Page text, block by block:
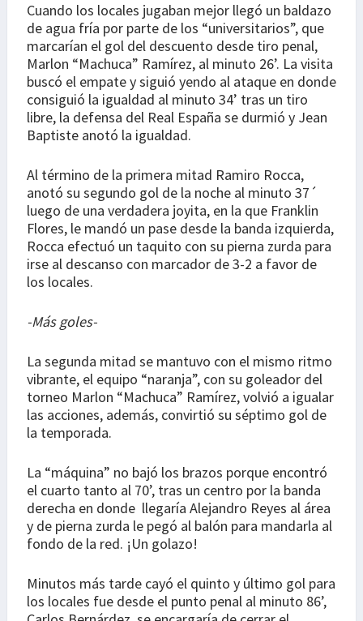
Cuando los locales jugaban mejor llegó un baldazo
de agua fría por parte de los “universitarios”, que
marcarían el gol del descuento desde tiro penal,
Marlon “Machuca” Ramírez, al minuto 26’. La visita
buscó el empate y siguió yendo al ataque en donde
consiguió la igualdad al minuto 34’ tras un tiro
libre, la defensa del Real España se durmió y Jean
Baptiste anotó la igualdad.
Al término de la primera mitad Ramiro Rocca,
anotó su segundo gol de la noche al minuto 37´
luego de una verdadera joyita, en la que Franklin
Flores, le mandó un pase desde la banda izquierda,
Rocca efectuó un taquito con su pierna zurda para
irse al descanso con marcador de 3-2 a favor de
los locales.
-Más goles-
La segunda mitad se mantuvo con el mismo ritmo
vibrante, el equipo “naranja”, con su goleador del
torneo Marlon “Machuca” Ramírez, volvió a igualar
las acciones, además, convirtió su séptimo gol de
la temporada.
La “máquina” no bajó los brazos porque encontró
el cuarto tanto al 70’, tras un centro por la banda
derecha en donde llegaría Alejandro Reyes al área
y de pierna zurda le pegó al balón para mandarla al
fondo de la red. ¡Un golazo!
Minutos más tarde cayó el quinto y último gol para
los locales fue desde el punto penal al minuto 86’,